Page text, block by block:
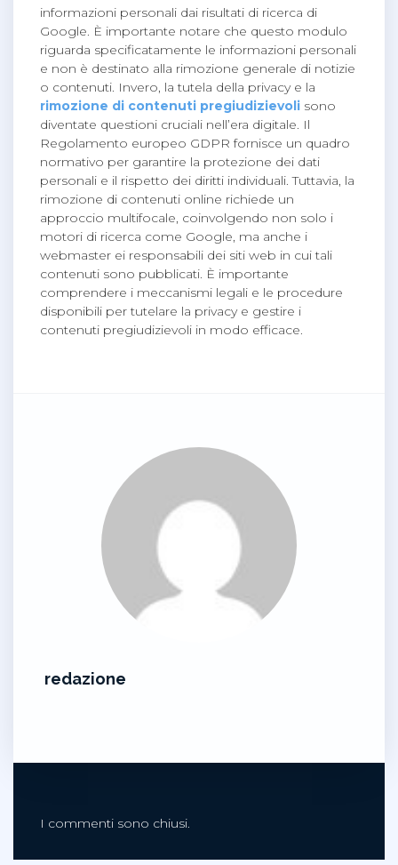
informazioni personali dai risultati di ricerca di
Google. È importante notare che questo modulo
riguarda specificatamente le informazioni personali
e non è destinato alla rimozione generale di notizie
o contenuti. Invero, la tutela della privacy e la
rimozione di contenuti pregiudizievoli sono
diventate questioni cruciali nell’era digitale. Il
Regolamento europeo GDPR fornisce un quadro
normativo per garantire la protezione dei dati
personali e il rispetto dei diritti individuali. Tuttavia, la
rimozione di contenuti online richiede un
approccio multifocale, coinvolgendo non solo i
motori di ricerca come Google, ma anche i
webmaster ei responsabili dei siti web in cui tali
contenuti sono pubblicati. È importante
comprendere i meccanismi legali e le procedure
disponibili per tutelare la privacy e gestire i
contenuti pregiudizievoli in modo efficace.
redazione
I commenti sono chiusi.